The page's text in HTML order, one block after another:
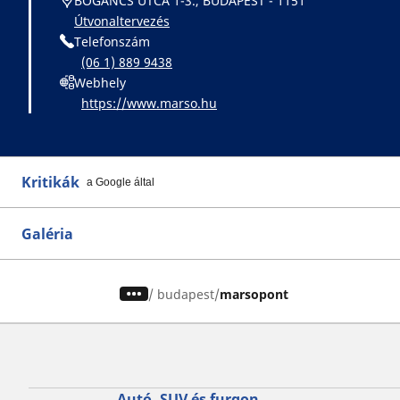
Útvonaltervezés
Telefonszám
(06 1) 889 9438
Webhely
https://www.marso.hu
Kritikák a Google által
Galéria
/ budapest marsopont